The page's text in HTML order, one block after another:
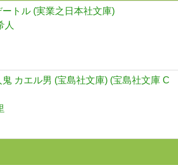
ートル (実業之日本社文庫)
人
カエル男 (宝島社文庫) (宝島社文庫 C